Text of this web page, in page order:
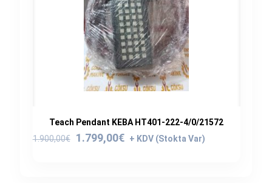
Teach Pendant KEBA HT401-222-4/0/21572
1.900,00€
Orijinal
1.799,00€
Şu